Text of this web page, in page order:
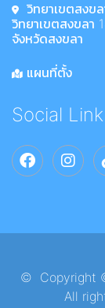
วิทยาเขตสงข
วิทยาเขตสงขลา
จังหวัดสงขลา
แผนที่ตั้ง
Social Link
© Copyright
All